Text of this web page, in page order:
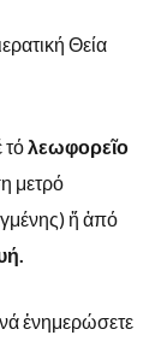
Θεία
τό λεωφορεῖο
μετρό
ἤ ἀπό
ἐνημερώσετε